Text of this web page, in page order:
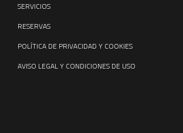
SERVICIOS
RESERVAS
POLÍTICA DE PRIVACIDAD Y COOKIES
AVISO LEGAL Y CONDICIONES DE USO